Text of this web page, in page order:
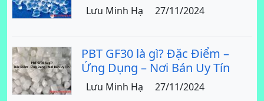
Lưu Minh Hạ 27/11/2024
PBT GF30 là gì? Đặc Điểm –
Ứng Dụng – Nơi Bán Uy Tín
Lưu Minh Hạ 27/11/2024